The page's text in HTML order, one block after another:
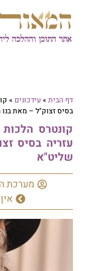
דף הבית » עידכונים »
בסיס זצוק"ל – מאת
קונטרס
עזריה בסיס
שליט"א
מערכת